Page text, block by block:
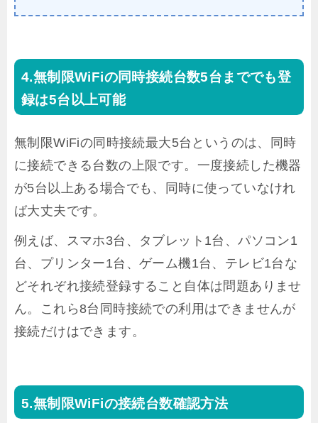
無制限WiFiの同時接続台数5台まででも登
録は5台以上可能
無制限WiFiの同時接続最大5台というのは、同時
に接続できる台数の上限です。一度接続した機器
が5台以上ある場合でも、同時に使っていなけれ
ば大丈夫です。
例えば、スマホ3台、タブレット1台、パソコン1
台、プリンター1台、ゲーム機1台、テレビ1台な
どそれぞれ接続登録すること自体は問題ありませ
ん。これら8台同時接続での利用はできませんが
接続だけはできます。
無制限WiFiの接続台数確認方法